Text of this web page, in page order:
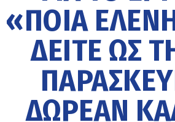
«ΠΟΙΑ
ΔΕΊΤΕ ΩΣ
ΔΩΡΕΆΝ